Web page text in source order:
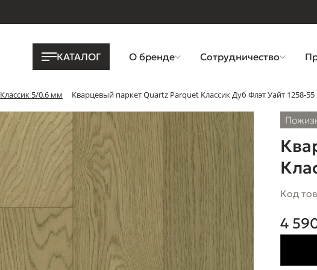
КАТАЛОГ О бренде Сотрудничество
Классик 5/0.6 мм Кварцевый паркет Quartz Parquet Классик Дуб Флэт Уайт 1258-
Код
4